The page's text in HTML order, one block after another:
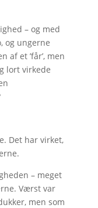
– og med
og ungerne
et ’får’, men
lort virkede
Det har virket,
– meget
Værst var
men som